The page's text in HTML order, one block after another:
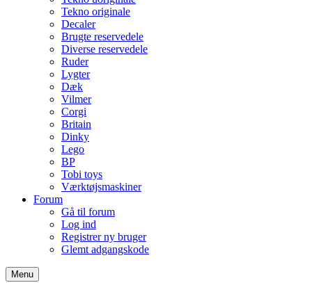
Tekno originale
Decaler
Brugte reservedele
Diverse reservedele
Ruder
Lygter
Dæk
Vilmer
Corgi
Britain
Dinky
Lego
BP
Tobi toys
Værktøjsmaskiner
Forum
Gå til forum
Log ind
Registrer ny bruger
Glemt adgangskode
Menu